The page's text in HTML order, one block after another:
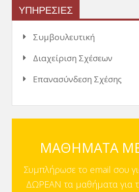
ΥΠΗΡΕΣΙΕΣ
Συμβουλευτική
Διαχείριση Σχέσεων
Επανασύνδεση Σχέσης
ΜΑΘΗΜΑΤΑ ΜΕ
Συμπλήρωσε το email σου
ΔΩΡΕΑΝ τα μαθήματα για